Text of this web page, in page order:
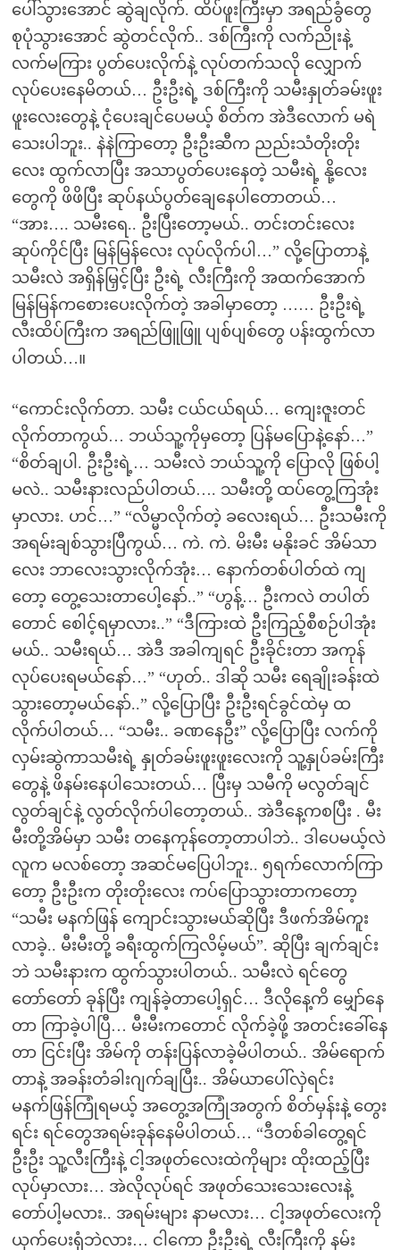
ပေါ်သွားအောင် ဆွဲချလိုက်. ထိပ်ဖူးကြီးမှာ အရည်ခွံတွေ
စုပုံသွားအောင် ဆွဲတင်လိုက်.. ဒစ်ကြီးကို လက်ညိုးနဲ့
လက်မကြား ပွတ်ပေးလိုက်နဲ့ လုပ်တက်သလို လျှောက်
လုပ်ပေးနေမိတယ်… ဦးဦးရဲ့ ဒစ်ကြီးကို သမီးနှုတ်ခမ်းဖူး
ဖူးလေးတွေနဲ့ ငုံပေးချင်ပေမယ့် စိတ်က အဲဒီလောက် မရဲ
သေးပါဘူး.. နဲနဲကြာတော့ ဦးဦးဆီက ညည်းသံတိုးတိုး
လေး ထွက်လာပြီး အသာပွတ်ပေးနေတဲ့ သမီးရဲ့ နို့လေး
တွေကို ဖိဖိပြီး ဆုပ်နယ်ပွတ်ချေနေပါတောတယ်…
“အား…. သမီးရေ.. ဦးပြီးတော့မယ်.. တင်းတင်းလေး
ဆုပ်ကိုင်ပြီး မြန်မြန်လေး လုပ်လိုက်ပါ…” လို့ပြောတာနဲ့
သမီးလဲ အရှိန်မြှင့်ပြီး ဦးရဲ့ လီးကြီးကို အထက်အောက်
မြန်မြန်ကစေားပေးလိုက်တဲ့ အခါမှာတော့ …… ဦးဦးရဲ့
လီးထိပ်ကြီးက အရည်ဖြူဖြူ ပျစ်ပျစ်တွေ ပန်းထွက်လာ
ပါတယ်…။
“ကောင်းလိုက်တာ. သမီး ငယ်ငယ်ရယ်… ကျေးဇူးတင်
လိုက်တာကွယ်… ဘယ်သူ့ကိုမှတော့ ပြန်မပြောနဲ့နော်…”
“စိတ်ချပါ. ဦးဦးရဲ့… သမီးလဲ ဘယ်သူ့ကို ပြောလို ဖြစ်ပါ့
မလဲ.. သမီးနားလည်ပါတယ်…. သမီးတို့ ထပ်တွေ့ကြအုံး
မှာလား. ဟင်…” “လိမ္မာလိုက်တဲ့ ခလေးရယ်… ဦးသမီးကို
အရမ်းချစ်သွားပြီကွယ်… ကဲ. ကဲ. မိးမီး မနိုးခင် အိမ်သာ
လေး ဘာလေးသွားလိုက်အုံး… နောက်တစ်ပါတ်ထဲ ကျ
တော့ တွေ့သေးတာပေါ့နော်..” “ဟွန့်… ဦးကလဲ တပါတ်
တောင် စေါင့်ရမှာလား..” “ဒီကြားထဲ ဦးကြည့်စီစဉ်ပါအုံး
မယ်.. သမီးရယ်… အဲဒီ အခါကျရင် ဦးခိုင်းတာ အကုန်
လုပ်ပေးရမယ်နော်…” “ဟုတ်.. ဒါဆို သမီး ရေချိုးခန်းထဲ
သွားတော့မယ်နော်..” လို့ပြောပြီး ဦးဦးရင်ခွင်ထဲမှ ထ
လိုက်ပါတယ်… “သမီး.. ခဏနေဦး” လို့ပြောပြီး လက်ကို
လှမ်းဆွဲကာသမီးရဲ့ နှုတ်ခမ်းဖူးဖူးလေးကို သူ့နှုပ်ခမ်းကြီး
တွေနဲ့ ဖိနမ်းနေပါသေးတယ်… ပြီးမှ သမီကို မလွတ်ချင်
လွတ်ချင်နဲ့ လွတ်လိုက်ပါတော့တယ်.. အဲဒီနေ့ကစပြီး . မီး
မီးတို့အိမ်မှာ သမီး တနေကုန်တော့တာပါဘဲ.. ဒါပေမယ့်လဲ
လူက မလစ်တော့ အဆင်မပြေပါဘူး.. ၅ရက်လောက်ကြာ
တော့ ဦးဦးက တိုးတိုးလေး ကပ်ပြောသွားတာကတော့
“သမီး မနက်ဖြန် ကျောင်းသွားမယ်ဆိုပြီး ဒီဖက်အိမ်ကူး
လာခဲ့.. မီးမီးတို့ ခရီးထွက်ကြလိမ့်မယ်”. ဆိုပြီး ချက်ချင်း
ဘဲ သမီးနားက ထွက်သွားပါတယ်.. သမီးလဲ ရင်တွေ
တော်တော် ခုန်ပြီး ကျန်ခဲ့တာပေါ့ရှင်… ဒီလိုနေ့ကိ မျှော်နေ
တာ ကြာခဲ့ပါပြီ… မီးမီးကတောင် လိုက်ခဲ့ဖို့ အတင်းခေါ်နေ
တာ ငြင်းပြီး အိမ်ကို တန်းပြန်လာခဲ့မိပါတယ်.. အိမ်ရောက်
တာနဲ့ အခန်းတံခါးဂျက်ချပြီး.. အိမ်ယာပေါ်လှဲရင်း
မနက်ဖြန်ကြုံရမယ့် အတွေ့အကြုံအတွက် စိတ်မှန်းနဲ့ တွေး
ရင်း ရင်တွေအရမ်းခုန်နေမိပါတယ်… “ဒီတစ်ခါတွေ့ရင်
ဦးဦး သူ့လီးကြီးနဲ့ ငါ့အဖုတ်လေးထဲကိုများ ထိုးထည့်ပြီး
လုပ်မှာလား… အဲလိုလုပ်ရင် အဖုတ်သေးသေးလေးနဲ့
တော်ပါ့မလား.. အရမ်းများ နာမလား… ငါ့အဖုတ်လေးကို
ယှက်ပေးရုံဘဲလား… ငါကော ဦးဦးရဲ့ လီးကြီးကို နမ်း